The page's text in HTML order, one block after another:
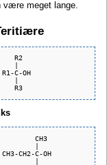
være meget lange.
   R2
R1-C-OH
        CH3
        |
CH3-CH2-C-OH
        |